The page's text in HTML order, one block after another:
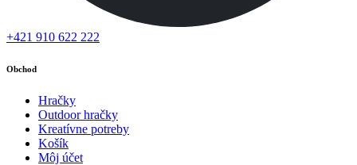
+421 910 622 222
Obchod
Hračky
Outdoor hračky
Kreatívne potreby
Košík
Môj účet